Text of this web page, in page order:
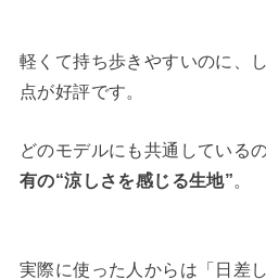
軽くて持ち歩きやすいのに、
点が好評です。
どのモデルにも共通しているの
有の“涼しさを感じる生地”。
実際に使った人からは「日差